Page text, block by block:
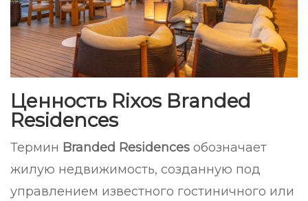
Ценность Rixos Branded
Residences
Термин Branded Residences обозначает
жилую недвижимость, созданную под
управлением известного гостиничного или